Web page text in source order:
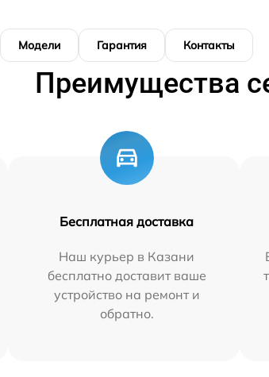
Модели Гарантия Контакты
Преимущества
Бесплатная доставка
Наш курьер в Казани
бесплатно доставит ваше
устройство на ремонт и
обратно.